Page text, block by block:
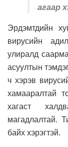
агаар
Эрдэмтдийн
вирусийн
улиралд
асуултын
ч хэрэв
хамааралтай
хагаст
магадлалтай.
байх хэрэгтэй.